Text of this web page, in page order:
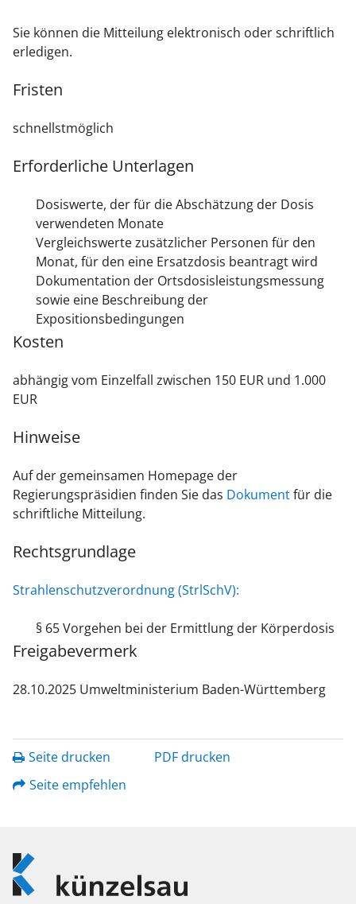
Sie können die Mitteilung elektronisch oder schriftlich
erledigen.
Fristen
schnellstmöglich
Erforderliche Unterlagen
Dosiswerte, der für die Abschätzung der Dosis
verwendeten Monate
Vergleichswerte zusätzlicher Personen für den
Monat, für den eine Ersatzdosis beantragt wird
Dokumentation der Ortsdosisleistungsmessung
sowie eine Beschreibung der
Expositionsbedingungen
Kosten
abhängig vom Einzelfall zwischen 150 EUR und 1.000
EUR
Hinweise
Auf der gemeinsamen Homepage der
Regierungspräsidien finden Sie das Dokumentfür die
schriftliche Mitteilung.
Rechtsgrundlage
Strahlenschutzverordnung (StrlSchV):
§ 65 Vorgehen bei der Ermittlung der Körperdosis
Freigabevermerk
28.10.2025 Umweltministerium Baden-Württemberg
Seite drucken
PDF drucken
Seite empfehlen
Logo
Künzelsau